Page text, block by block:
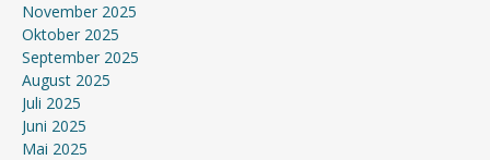
November 2025
Oktober 2025
September 2025
August 2025
Juli 2025
Juni 2025
Mai 2025